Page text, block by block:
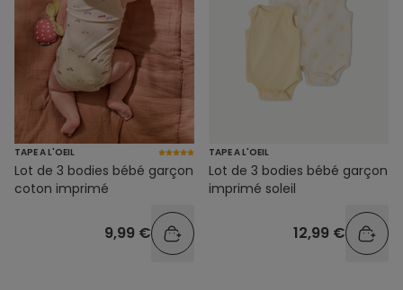
TAPE A L'OEIL
Lot de 3 bodies bébé garçon
coton imprimé
9,99 €
TAPE A L'OEIL
Lot de 3 bodies bébé garçon
imprimé soleil
12,99 €